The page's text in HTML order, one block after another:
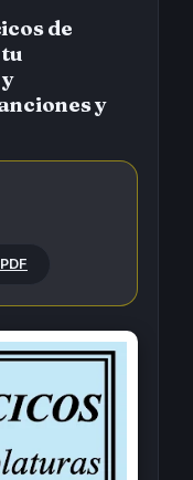
de
y